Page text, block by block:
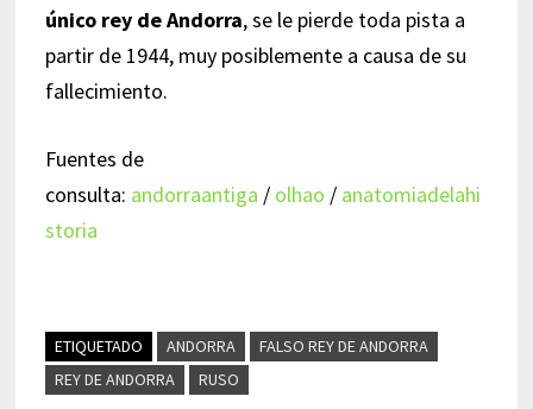
único rey de Andorra, se le pierde toda pista a
partir de 1944, muy posiblemente a causa de su
fallecimiento.
Fuentes de
consulta: andorraantiga / olhao / anatomiadelahi
storia
ETIQUETADO ANDORRA
FALSO REY DE ANDORRA
REY DE ANDORRA
RUSO